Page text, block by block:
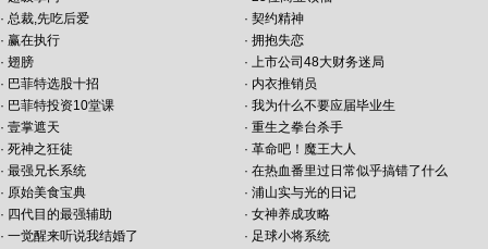
· 总裁,先吃后爱 · 契约精神
· 赢在执行 · 拥抱失恋
· 翅膀 ·
上市公司48大财务迷局
· 巴菲特选股十招 · 内衣推销员
· 巴菲特投资10堂课 · 我为什么不要应届毕业生
· 壹掌遮天 · 重生之拳台杀手
· 死神之狂徒 · 革命吧！魔王大人
· 最强兄长系统 · 在热血番里过日常似乎搞错了什么
· 原始美食宝典 · 浦山实与光的日记
· 四代目的最强辅助 · 女神养成攻略
· 一觉醒来听说我结婚了 · 足球小将系统